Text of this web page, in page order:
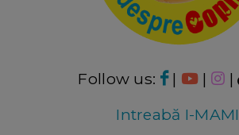
Follow us: | | |
Intreabă I-MAMI